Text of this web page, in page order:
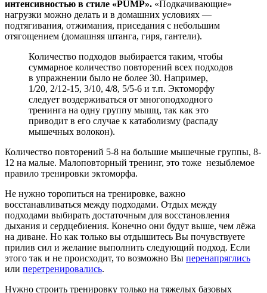
интенсивностью в стиле «PUMP». «Подкачивающие»
нагрузки можно делать и в домашних условиях —
подтягивания, отжимания, приседания с небольшим
отягощением (домашняя штанга, гиря, гантели).
Количество подходов выбирается таким, чтобы
суммарное количество повторений всех подходов
в упражнении было не более 30. Например,
1/20, 2/12-15, 3/10, 4/8, 5/5-6 и т.п. Эктоморфу
следует воздерживаться от многоподходного
тренинга на одну группу мышц, так как это
приводит в его случае к катаболизму (распаду
мышечных волокон).
Количество повторений 5-8 на большие мышечные группы, 8-
12 на малые. Малоповторный тренинг, это тоже незыблемое
правило тренировки эктоморфа.
Не нужно торопиться на тренировке, важно
восстанавливаться между подходами. Отдых между
подходами выбирать достаточным для восстановления
дыхания и сердцебиения. Конечно они будут выше, чем лёжа
на диване. Но как только вы отдышитесь Вы почувствуете
прилив сил и желание выполнить следующий подход. Если
этого так и не происходит, то возможно Вы перенапряглись
или перетренировались.
Нужно строить тренировку только на тяжелых базовых